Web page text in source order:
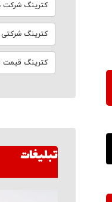
کترینگ شرکت
کترینگ شرکتی
کترینگ قیمت
تبلیغات